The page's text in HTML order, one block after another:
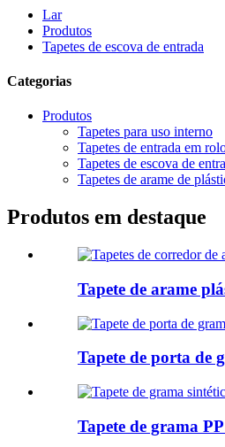
Lar
Produtos
Tapetes de escova de entrada
Categorias
Produtos
Tapetes para uso interno
Tapetes de entrada em
Tapetes de escova de
Tapetes de arame de
Produtos em destaque
Tapete de arame
Tapete de porta de
Tapete de grama